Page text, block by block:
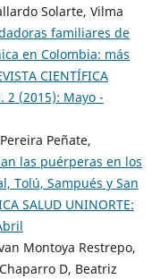
Solarte, Vilma
familiares de
en Colombia: más
CIENTÍFICA
2 (2015): Mayo -
Peñate,
las puérperas en los
Tolú, Sampués y San
SALUD UNINORTE:
Montoya Restrepo,
D, Beatriz